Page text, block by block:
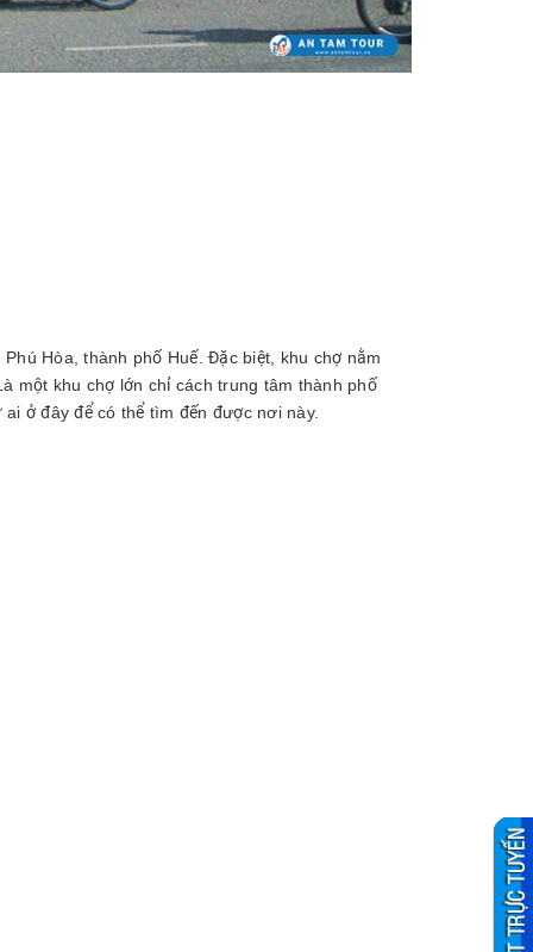
Hòa, thành phố Huế. Đặc biệt, khu chợ nằm
một khu chợ lớn chỉ cách trung tâm thành phố
ở đây để có thể tìm đến được nơi này.